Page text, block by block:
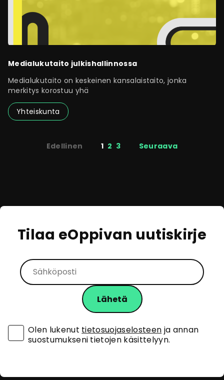
Medialukutaito julkishallinnossa
Medialukutaito on keskeinen kansalaistaito, jonka
merkitys korostuu yhä
Yhteiskunta
SivutusEdellinen 1 2 3 Seuraava
Tilaa eOppivan uutiskirje
Olen lukenut tietosuojaselosteen ja annan
suostumukseni tietojen käsittelyyn.